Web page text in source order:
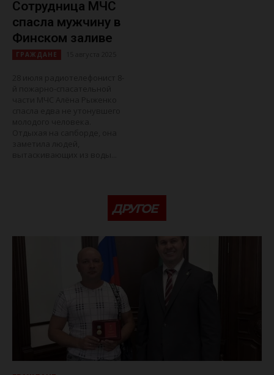
Сотрудница МЧС
спасла мужчину в
Финском заливе
ГРАЖДАНЕ
ДРУГОЕ